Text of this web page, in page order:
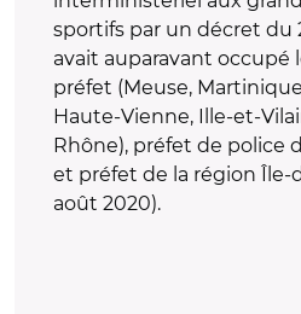
sportifs par un décret du
avait auparavant occupé
préfet (Meuse,
Haute-Vienne, Ille-et-
Rhône), préfet de police
et préfet de la région Île-
août 2020).